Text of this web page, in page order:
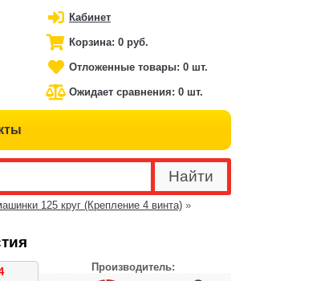
Кабинет
Корзина: 0 руб.
Отложенные товары: 0 шт.
Ожидает сравнения: 0 шт.
125 круг (Крепление 4 винта) »
Производитель: